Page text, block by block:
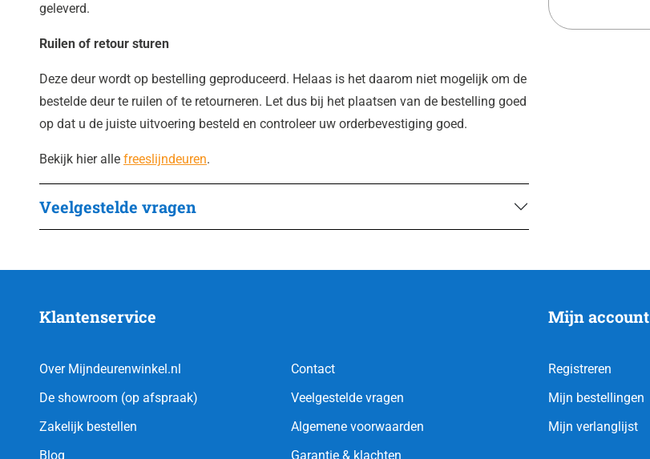
geleverd.
Ruilen of retour sturen
Deze deur wordt op bestelling geproduceerd. Helaas is het daarom niet mogelijk om de
bestelde deur te ruilen of te retourneren. Let dus bij het plaatsen van de bestelling goed
op dat u de juiste uitvoering besteld en controleer uw orderbevestiging goed.
Bekijk hier alle freeslijndeuren.
Veelgestelde vragen
Klantenservice
Over Mijndeurenwinkel.nl
De showroom (op afspraak)
Zakelijk bestellen
Blog
Contact
Veelgestelde vragen
Algemene voorwaarden
Garantie & klachten
Mijn account
Registreren
Mijn bestellingen
Mijn verlanglijst